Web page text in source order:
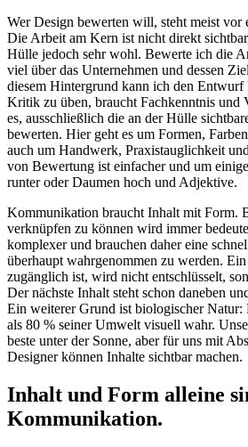
Wer Design bewerten will, steht meist vor
Die Arbeit am Kern ist nicht direkt
Hülle jedoch sehr wohl. Bewerte ich die
viel über das Unternehmen und dessen
diesem Hintergrund kann ich den
Kritik zu üben, braucht Fachkenntnis und
es, ausschließlich die an der Hülle
bewerten. Hier geht es um Formen,
auch um Handwerk, Praxistauglichkeit
von Bewertung ist einfacher und um
runter oder Daumen hoch und Adjektive.
Kommunikation braucht Inhalt mit Form.
verknüpfen zu können wird immer
komplexer und brauchen daher eine
überhaupt wahrgenommen zu werden.
zugänglich ist, wird nicht entschlüsselt,
Der nächste Inhalt steht schon daneben
Ein weiterer Grund ist biologischer Natur:
als 80 % seiner Umwelt visuell wahr.
beste unter der Sonne, aber für uns mit
Designer können Inhalte sichtbar machen.
Inhalt und Form alleine
Kommunikation.